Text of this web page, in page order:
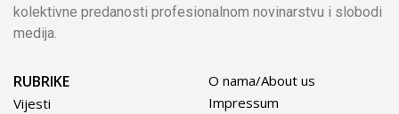
kolektivne predanosti profesionalnom novinarstvu i slobodi
medija.
RUBRIKE
Vijesti
O nama/About us
Impressum